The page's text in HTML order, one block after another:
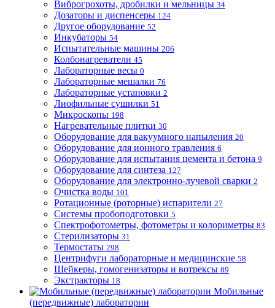
Виброгрохоты, дробилки и мельницы 34
Дозаторы и диспенсеры 124
Другое оборудование 52
Инкубаторы 54
Испытательные машины 206
Колбонагреватели 45
Лабораторные весы 0
Лабораторные мешалки 76
Лабораторные установки 2
Лиофильные сушилки 51
Микроскопы 198
Нагревательные плитки 30
Оборудование для вакуумного напыления 20
Оборудование для ионного травления 6
Оборудование для испытания цемента и бетона 9
Оборудование для синтеза 127
Оборудование для электронно-лучевой сварки 2
Очистка воды 101
Ротационные (роторные) испарители 27
Системы пробоподготовки 5
Спектрофотометры, фотометры и колориметры 83
Стерилизаторы 31
Термостаты 298
Центрифуги лабораторные и медицинские 58
Шейкеры, гомогенизаторы и вотрексы 89
Экстракторы 18
Мобильные
(передвижные) лаборатории